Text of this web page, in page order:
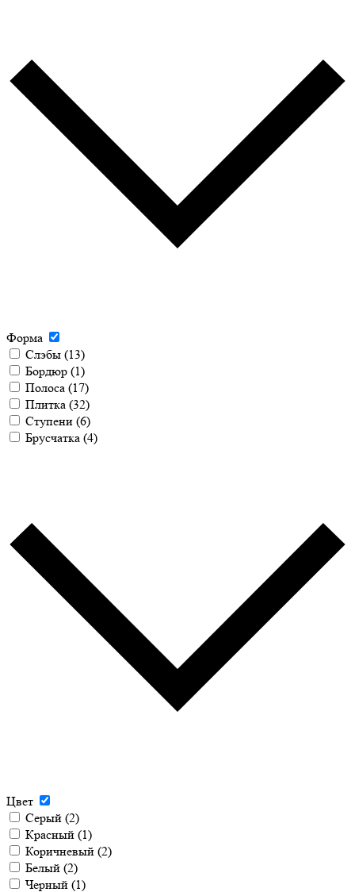
Форма
Слэбы (13)
Бордюр (1)
Полоса (17)
Плитка (32)
Ступени (6)
Брусчатка (4)
Цвет
Серый (2)
Красный (1)
Коричневый (2)
Белый (2)
Черный (1)